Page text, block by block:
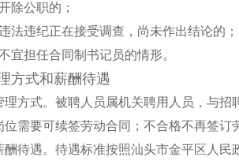
除公职的；
法违纪正在接受调查，尚未作出结论的；
宜担任合同制书记员的情形。
方式和薪酬待遇
理方式。 被聘人员属机关聘用人员，与招
位需要可续签劳动合同；不合格不再签订
酬待遇。 待遇标准按照汕头市金平区人民